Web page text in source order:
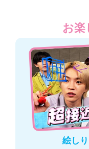
お楽
絵し